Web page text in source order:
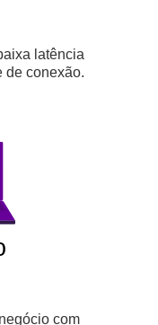
latência
de conexão.
com